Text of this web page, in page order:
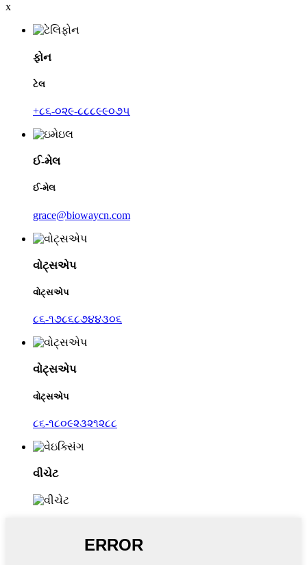
x
ફોન
ટેલ
+૮૬-૦૨૯-૮૮૮૯૯૦૭૫
ઈ-મેલ
ઈ-મેલ
grace@biowaycn.com
વોટ્સએપ
વોટ્સએપ
૮૬-૧૭૮૬૮૭૪૪૩૦૬
વોટ્સએપ
વોટ્સએપ
૮૬-૧૮૦૯૨૩૨૧૨૮૮
વીચેટ